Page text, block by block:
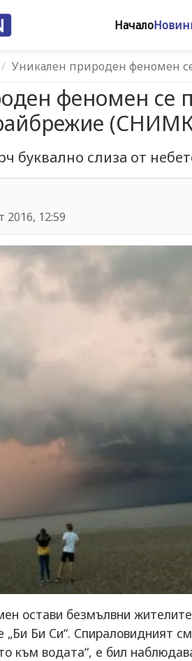
Начало
Уникален природен феномен
феномен се
буквално слиза от
2016, 12:59
остави безмълвни
Би Си“. Спираловидният
към водата“, е бил